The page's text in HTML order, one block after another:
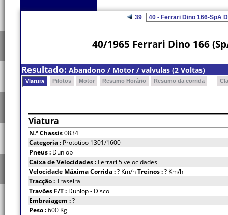
39
40/1965 Ferrari Dino 166
Resultado: Abandono / Motor / valvulas (2 Voltas)
Viatura Pilotos Motor Resumo Horário Resumo da corrida
Viatura
N.º Chassis0834
Categoria : Prototipo 1301/1600
Pneus : Dunlop
Caixa de Velocidades : Ferrari 5 velocidades
Velocidade Máxima Corrida :? Km/hTreinos :? Km/h
Tracção :Traseira
Travões F/T : Dunlop - Disco
Embraiagem :?
Peso :600 Kg